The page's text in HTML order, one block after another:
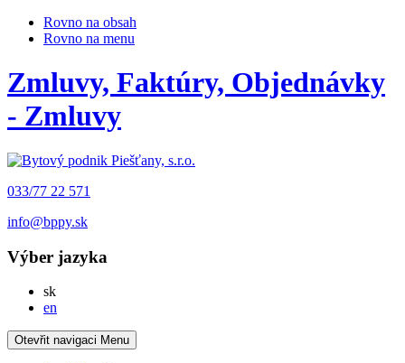
Rovno na obsah
Rovno na menu
Zmluvy, Faktúry, Objednávky
- Zmluvy
033/77 22 571
info@bppy.sk
Výber jazyka
skSlovensky
en
Otevřit navigaci Menu